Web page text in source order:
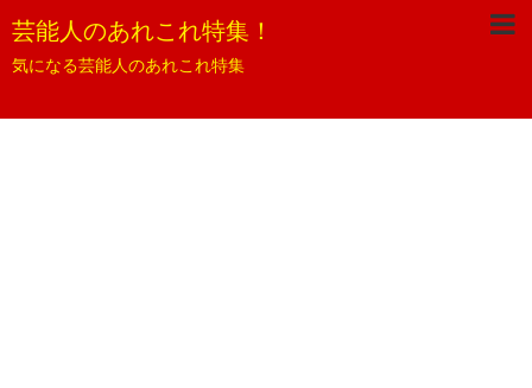
芸能人のあれこれ特集！
気になる芸能人のあれこれ特集